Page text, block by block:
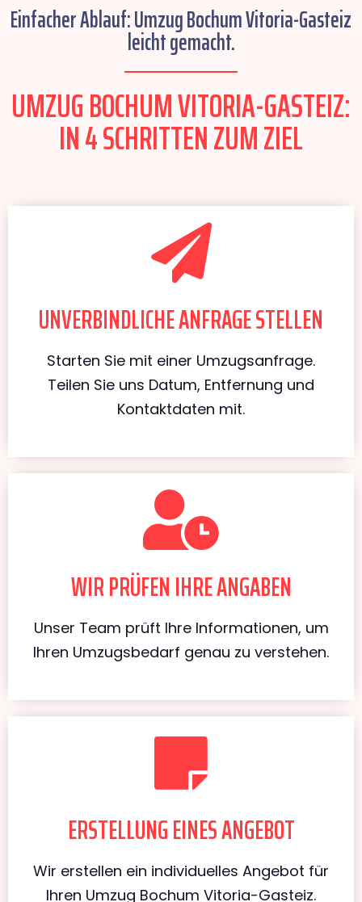
Einfacher Ablauf: Umzug Bochum Vitoria-Gasteiz
leicht gemacht.
UMZUG BOCHUM VITORIA-GASTEIZ:
IN 4 SCHRITTEN ZUM ZIEL
UNVERBINDLICHE ANFRAGE STELLEN
Starten Sie mit einer Umzugsanfrage.
Teilen Sie uns Datum, Entfernung und
Kontaktdaten mit.
WIR PRÜFEN IHRE ANGABEN
Unser Team prüft Ihre Informationen, um
Ihren Umzugsbedarf genau zu verstehen.
ERSTELLUNG EINES ANGEBOT
Wir erstellen ein individuelles Angebot für
Ihren Umzug Bochum Vitoria-Gasteiz.